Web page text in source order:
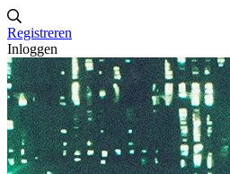
Registreren
Inloggen